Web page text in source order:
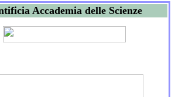
Accademia delle Scienze